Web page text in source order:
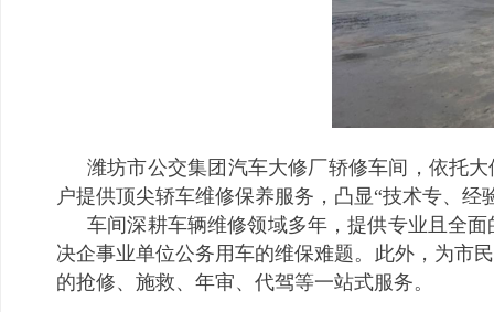
潍坊市公交集团汽车大修厂轿修车间，依托
户提供顶尖轿车维修保养服务，凸显“技术专、经
车间深耕车辆维修领域多年，提供专业且全
决企事业单位公务用车的维保难题。此外，为市
的抢修、施救、年审、代驾等一站式服务。